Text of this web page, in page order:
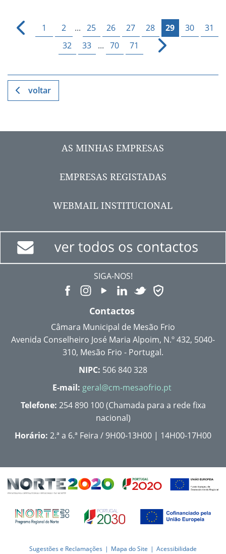
1 2 ... 25 26 27 28 29 30
31
32
33 ... 70 71
voltar
AS MINHAS EMPRESAS
EMPRESAS REGISTADAS
WEBMAIL INSTITUCIONAL
SIGA-NOS!
Contactos
Câmara Municipal de Mesão Frio
Avenida Conselheiro José Maria Alpoim, N.º 432, 5040-
310, Mesão Frio - Portugal.
NIPC: 506 840 328
E-mail: geral@cm-mesaofrio.pt
Telefone: 254 890 100 (Chamada para a rede fixa
nacional)
Horário: 2.ª a 6.ª Feira / 9H00-13H00 | 14H00-17H00
Sugestões e Reclamações Mapa do Site Acessibilidade